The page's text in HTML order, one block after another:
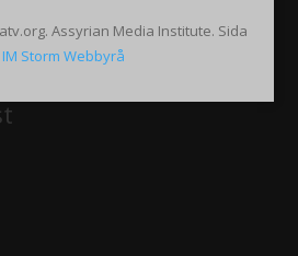
Assyrian Media Institute. Sida
IM Storm Webbyrå